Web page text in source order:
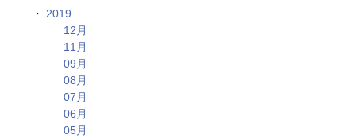
2019
12月
11月
09月
08月
07月
06月
05月